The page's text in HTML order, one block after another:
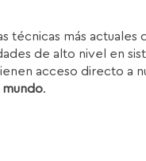
técnicas más actuales
de alto nivel en
acceso directo a
mundo.